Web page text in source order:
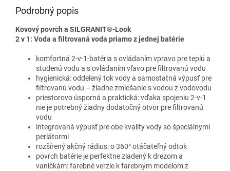
Podrobný popis
Kovový povrch a SILGRANIT®-Look
2 v 1: Voda a filtrovaná voda priamo z jednej batérie
komfortná 2-v-1-batéria s ovládaním vpravo pre teplú a
studenú vodu a s ovládaním vľavo pre filtrovanú vodu
hygienická: oddelený tok vody a samostatná výpusť pre
filtrovanú vodu – žiadne zmiešanie s vodou z vodovodu
priestorovo úsporná a praktická: vďaka spojeniu 2-v-1
nie je potrebný žiadny dodatočný otvor pre filtrovanú
vodu
integrovaná výpusť pre obe kvality vody so špeciálnymi
perlátormi
rozšírený akčný rádius: o 360° otáčateľný odtok
povrch batérie je perfektne zladený k drezom a
vaničkám: farebné verzie k farebným modelom z